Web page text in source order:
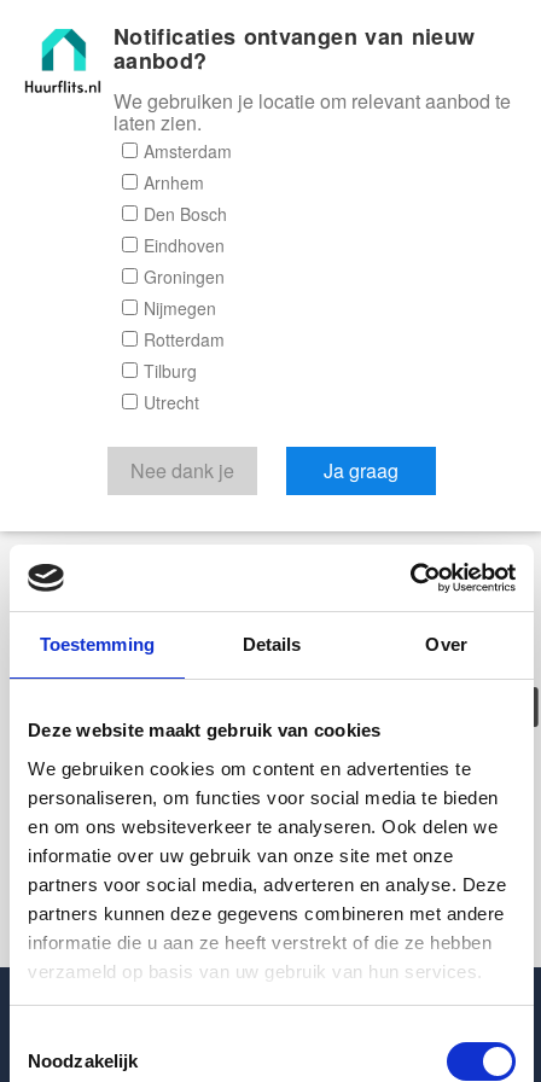
Toestemming Details Over
Deze website maakt gebruik van cookies
We gebruiken cookies om content en advertenties te
personaliseren, om functies voor social media te bieden
en om ons websiteverkeer te analyseren. Ook delen we
informatie over uw gebruik van onze site met onze
partners voor social media, adverteren en analyse. Deze
partners kunnen deze gegevens combineren met andere
informatie die u aan ze heeft verstrekt of die ze hebben
verzameld op basis van uw gebruik van hun services.
Noodzakelijk
Huurflits
Deze woning is
helaas
verhuurd/verwijderd
Pagina niet gevonden
Terug naar woningoverzicht
Blogpost
Notificaties ontvangen van nieuw
aanbod?
We gebruiken je locatie om relevant aanbod te
laten zien.
Amsterdam
Arnhem
Den Bosch
Eindhoven
Groningen
Nijmegen
Rotterdam
Tilburg
Utrecht
Nee dank je Ja graag